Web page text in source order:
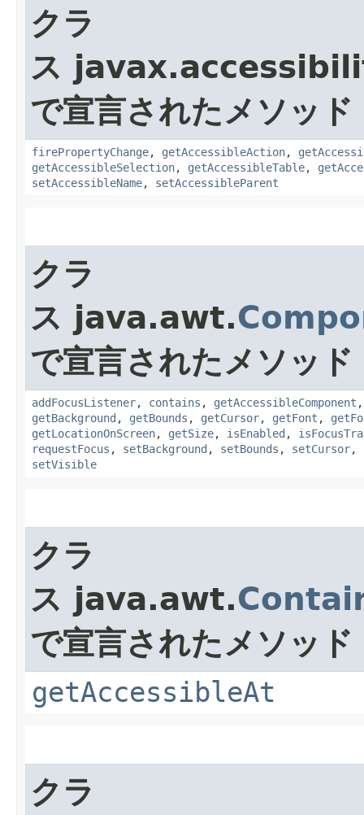
クラ
ス
で宣言されたメソッド
firePropertyChange, getAccessibleAction,
getAccessibleSelection, getAccessibleTable,
setAccessibleName, setAccessibleParent
クラ
ス java.awt.
で宣言されたメソッド
addFocusListener, contains , getAccessibleComponent
getBackground , getBounds , getCursor, getFont ,
getLocationOnScreen, getSize, isEnabled ,
requestFocus , setBackground , setBounds , setCursor,
setVisible
クラ
ス java.awt.
で宣言されたメソッド
getAccessibleAt
クラ